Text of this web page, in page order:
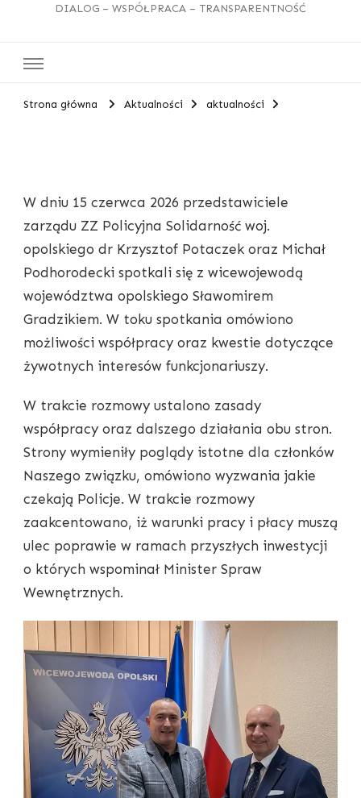
DIALOG – WSPÓŁPRACA – TRANSPARENTNOŚĆ
Strona główna Aktualności aktualności
W dniu 15 czerwca 2026 przedstawiciele
zarządu ZZ Policyjna Solidarność woj.
opolskiego dr Krzysztof Potaczek oraz Michał
Podhorodecki spotkali się z wicewojewodą
województwa opolskiego Sławomirem
Gradzikiem. W toku spotkania omówiono
możliwości współpracy oraz kwestie dotyczące
żywotnych interesów funkcjonariuszy.
W trakcie rozmowy ustalono zasady
współpracy oraz dalszego działania obu stron.
Strony wymieniły poglądy istotne dla członków
Naszego związku, omówiono wyzwania jakie
czekają Policje. W trakcie rozmowy
zaakcentowano, iż warunki pracy i płacy muszą
ulec poprawie w ramach przyszłych inwestycji
o których wspominał Minister Spraw
Wewnętrznych.